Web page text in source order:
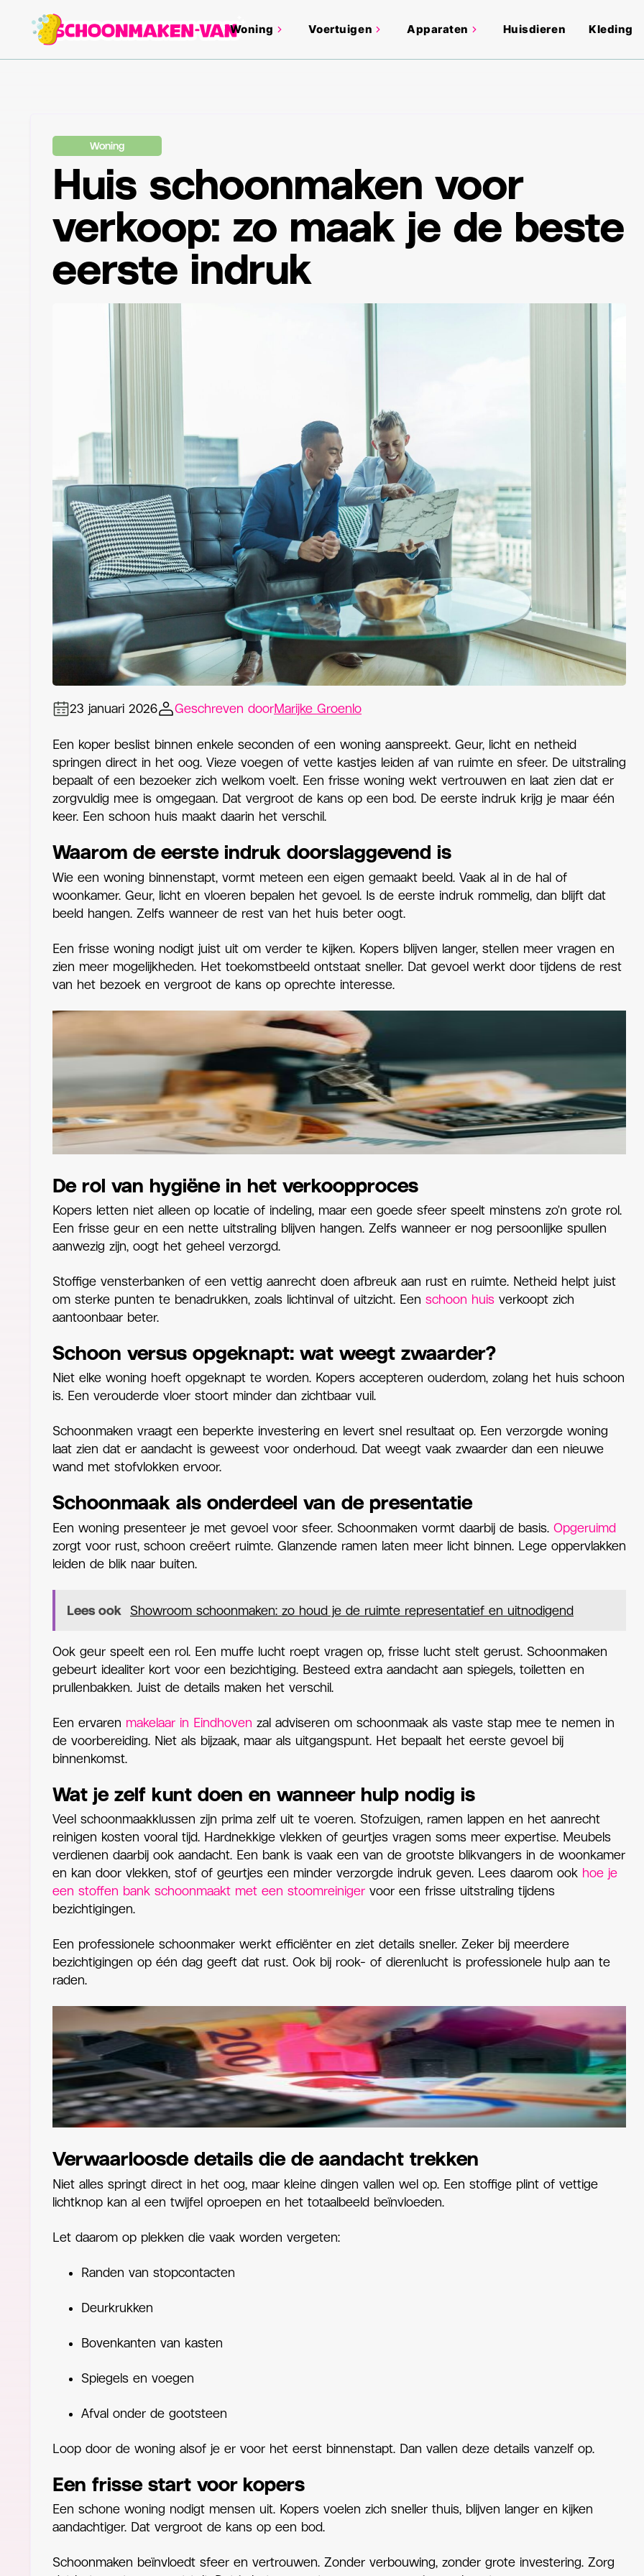
Woning Voertuigen Apparaten Huisdieren Kleding
Woning
Huis schoonmaken voor
verkoop: zo maak je de beste
eerste indruk
23 januari 2026 Geschreven doorMarijke Groenlo
Een koper beslist binnen enkele seconden of een woning aanspreekt. Geur, licht en netheid
springen direct in het oog. Vieze voegen of vette kastjes leiden af van ruimte en sfeer. De uitstraling
bepaalt of een bezoeker zich welkom voelt. Een frisse woning wekt vertrouwen en laat zien dat er
zorgvuldig mee is omgegaan. Dat vergroot de kans op een bod. De eerste indruk krijg je maar één
keer. Een schoon huis maakt daarin het verschil.
Waarom de eerste indruk doorslaggevend is
Wie een woning binnenstapt, vormt meteen een eigen gemaakt beeld. Vaak al in de hal of
woonkamer. Geur, licht en vloeren bepalen het gevoel. Is de eerste indruk rommelig, dan blijft dat
beeld hangen. Zelfs wanneer de rest van het huis beter oogt.
Een frisse woning nodigt juist uit om verder te kijken. Kopers blijven langer, stellen meer vragen en
zien meer mogelijkheden. Het toekomstbeeld ontstaat sneller. Dat gevoel werkt door tijdens de rest
van het bezoek en vergroot de kans op oprechte interesse.
De rol van hygiëne in het verkoopproces
Kopers letten niet alleen op locatie of indeling, maar een goede sfeer speelt minstens zo’n grote rol.
Een frisse geur en een nette uitstraling blijven hangen. Zelfs wanneer er nog persoonlijke spullen
aanwezig zijn, oogt het geheel verzorgd.
Stoffige vensterbanken of een vettig aanrecht doen afbreuk aan rust en ruimte. Netheid helpt juist
om sterke punten te benadrukken, zoals lichtinval of uitzicht. Een schoon huis verkoopt zich
aantoonbaar beter.
Schoon versus opgeknapt: wat weegt zwaarder?
Niet elke woning hoeft opgeknapt te worden. Kopers accepteren ouderdom, zolang het huis schoon
is. Een verouderde vloer stoort minder dan zichtbaar vuil.
Schoonmaken vraagt een beperkte investering en levert snel resultaat op. Een verzorgde woning
laat zien dat er aandacht is geweest voor onderhoud. Dat weegt vaak zwaarder dan een nieuwe
wand met stofvlokken ervoor.
Schoonmaak als onderdeel van de presentatie
Een woning presenteer je met gevoel voor sfeer. Schoonmaken vormt daarbij de basis. Opgeruimd
zorgt voor rust, schoon creëert ruimte. Glanzende ramen laten meer licht binnen. Lege oppervlakken
leiden de blik naar buiten.
Lees ook Showroom schoonmaken: zo houd je de ruimte representatief en uitnodigend
Ook geur speelt een rol. Een muffe lucht roept vragen op, frisse lucht stelt gerust. Schoonmaken
gebeurt idealiter kort voor een bezichtiging. Besteed extra aandacht aan spiegels, toiletten en
prullenbakken. Juist de details maken het verschil.
Een ervaren makelaar in Eindhoven zal adviseren om schoonmaak als vaste stap mee te nemen in
de voorbereiding. Niet als bijzaak, maar als uitgangspunt. Het bepaalt het eerste gevoel bij
binnenkomst.
Wat je zelf kunt doen en wanneer hulp nodig is
Veel schoonmaakklussen zijn prima zelf uit te voeren. Stofzuigen, ramen lappen en het aanrecht
reinigen kosten vooral tijd. Hardnekkige vlekken of geurtjes vragen soms meer expertise. Meubels
verdienen daarbij ook aandacht. Een bank is vaak een van de grootste blikvangers in de woonkamer
en kan door vlekken, stof of geurtjes een minder verzorgde indruk geven. Lees daarom ook hoe je
een stoffen bank schoonmaakt met een stoomreiniger voor een frisse uitstraling tijdens
bezichtigingen.
Een professionele schoonmaker werkt efficiënter en ziet details sneller. Zeker bij meerdere
bezichtigingen op één dag geeft dat rust. Ook bij rook- of dierenlucht is professionele hulp aan te
raden.
Verwaarloosde details die de aandacht trekken
Niet alles springt direct in het oog, maar kleine dingen vallen wel op. Een stoffige plint of vettige
lichtknop kan al een twijfel oproepen en het totaalbeeld beïnvloeden.
Let daarom op plekken die vaak worden vergeten:
Randen van stopcontacten
Deurkrukken
Bovenkanten van kasten
Spiegels en voegen
Afval onder de gootsteen
Loop door de woning alsof je er voor het eerst binnenstapt. Dan vallen deze details vanzelf op.
Een frisse start voor kopers
Een schone woning nodigt mensen uit. Kopers voelen zich sneller thuis, blijven langer en kijken
aandachtiger. Dat vergroot de kans op een bod.
Schoonmaken beïnvloedt sfeer en vertrouwen. Zonder verbouwing, zonder grote investering. Zorg